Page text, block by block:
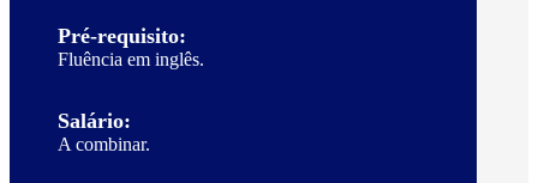
Pré-requisito:
Fluência em inglês.
Salário:
A combinar.